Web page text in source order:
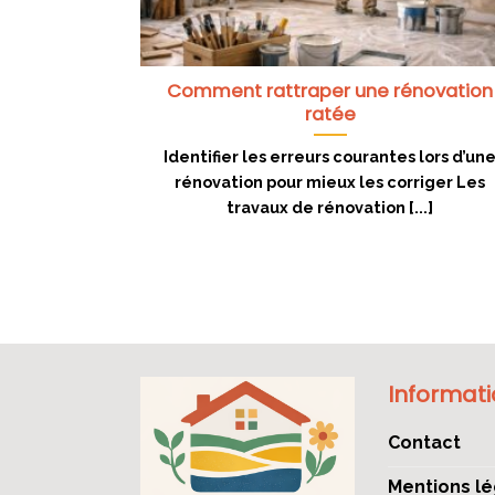
Comment rattraper une rénovation
ratée
Identifier les erreurs courantes lors d’une
rénovation pour mieux les corriger Les
travaux de rénovation [...]
Contact
Mentions